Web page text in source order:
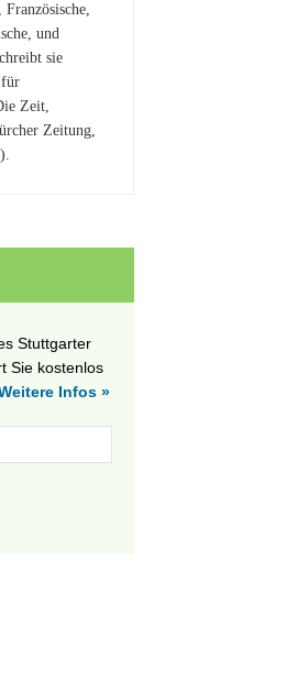
und
sie
für
Zeit,
Zeitung,
Stuttgarter
Sie kostenlos
Infos »